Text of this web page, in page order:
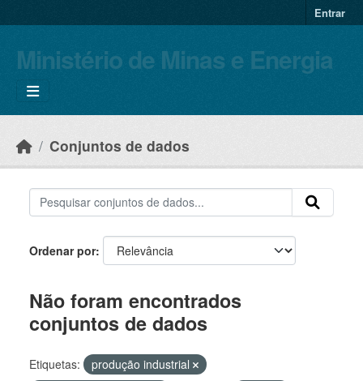
Entrar
Ministério de Minas e Energia
Conjuntos de dados
Ordenar por
Não foram encontrados
conjuntos de dados
Etiquetas:
produção industrial